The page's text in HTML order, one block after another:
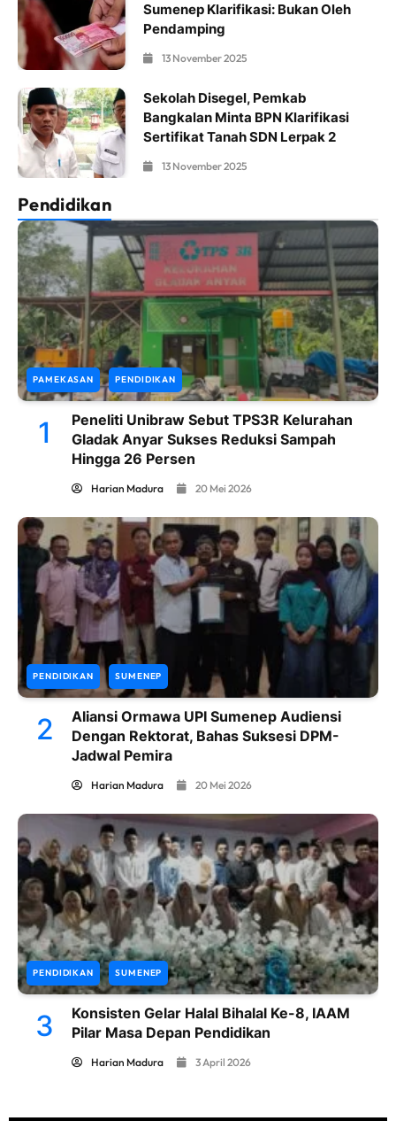
Sumenep Klarifikasi: Bukan Oleh
Pendamping
13 November 2025
Sekolah Disegel, Pemkab
Bangkalan Minta BPN Klarifikasi
Sertifikat Tanah SDN Lerpak 2
13 November 2025
Pendidikan
PAMEKASAN PENDIDIKAN
1
Peneliti Unibraw Sebut TPS3R Kelurahan
Gladak Anyar Sukses Reduksi Sampah
Hingga 26 Persen
Harian Madura 20 Mei 2026
PENDIDIKAN SUMENEP
2
Aliansi Ormawa UPI Sumenep Audiensi
Dengan Rektorat, Bahas Suksesi DPM-
Jadwal Pemira
Harian Madura 20 Mei 2026
PENDIDIKAN SUMENEP
3
Konsisten Gelar Halal Bihalal Ke-8, IAAM
Pilar Masa Depan Pendidikan
Harian Madura 3 April 2026